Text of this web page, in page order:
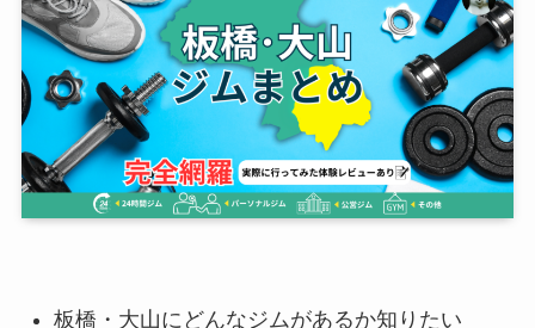
板橋・大山にどんなジムがあるか知りたい